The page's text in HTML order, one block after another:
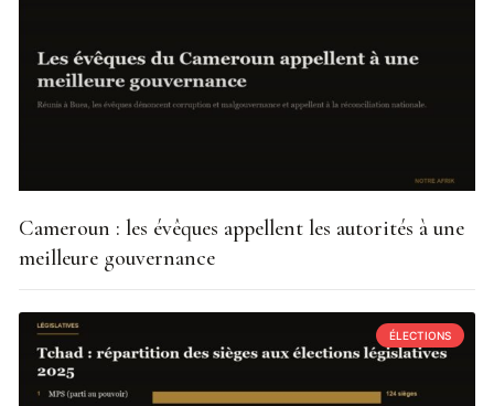
Cameroun : les évêques appellent les autorités à une
meilleure gouvernance
ÉLECTIONS